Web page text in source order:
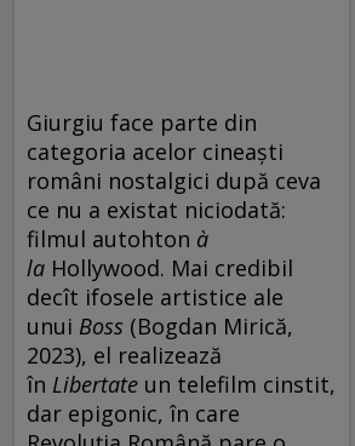
Giurgiu face parte din
categoria acelor cineaști
români nostalgici după ceva
ce nu a existat niciodată:
filmul autohton à
la Hollywood. Mai credibil
decît ifosele artistice ale
unui Boss (Bogdan Mirică,
2023), el realizează
în Libertate un telefilm cinstit,
dar epigonic, în care